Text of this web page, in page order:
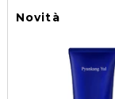
Novità